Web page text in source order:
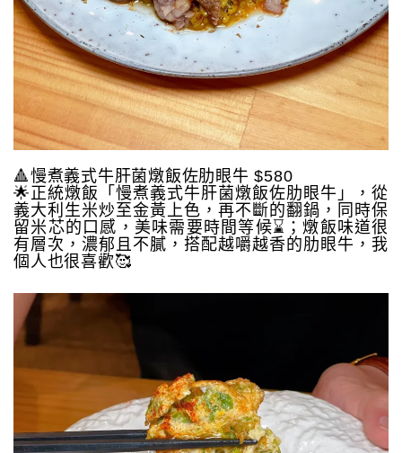
🔺慢煮義式牛肝菌燉飯佐肋眼牛 $580
🌟正統燉飯「慢煮義式牛肝菌燉飯佐肋眼牛」，從
義大利生米炒至金黃上色，再不斷的翻鍋，同時保
留米芯的口感，美味需要時間等候⌛️；燉飯味道很
有層次，濃郁且不膩，搭配越嚼越香的肋眼牛，我
個人也很喜歡🥰